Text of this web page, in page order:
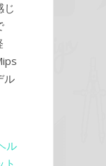
じ
ル
ル